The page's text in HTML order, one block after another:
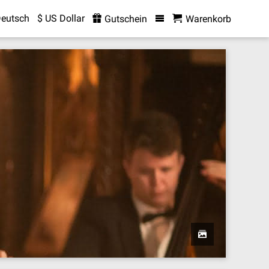
$ US Dollar Gutschein Warenkorb